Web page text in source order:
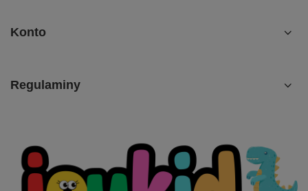
Konto
Regulaminy